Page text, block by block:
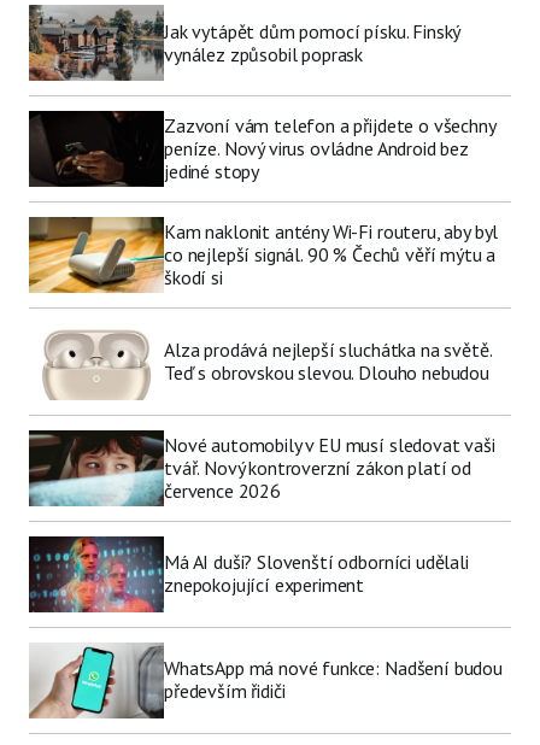
Jak vytápět dům pomocí písku. Finský
vynález způsobil poprask
Zazvoní vám telefon a přijdete o všechny
peníze. Nový virus ovládne Android bez
jediné stopy
Kam naklonit antény Wi-Fi routeru, aby byl
co nejlepší signál. 90 % Čechů věří mýtu a
škodí si
Alza prodává nejlepší sluchátka na světě.
Teď s obrovskou slevou. Dlouho nebudou
Nové automobily v EU musí sledovat vaši
tvář. Nový kontroverzní zákon platí od
července 2026
Má AI duši? Slovenští odborníci udělali
znepokojující experiment
WhatsApp má nové funkce: Nadšení budou
především řidiči